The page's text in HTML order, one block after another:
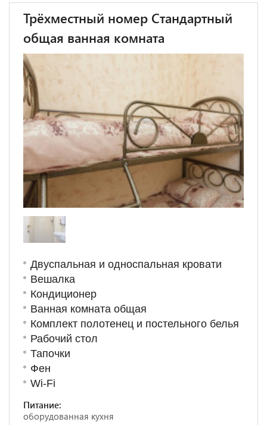
Трёхместный номер Стандартный
общая ванная комната
Двуспальная и односпальная кровати
Вешалка
Кондиционер
Ванная комната общая
Комплект полотенец и постельного белья
Рабочий стол
Тапочки
Фен
Wi-Fi
Питание:
оборудованная кухня